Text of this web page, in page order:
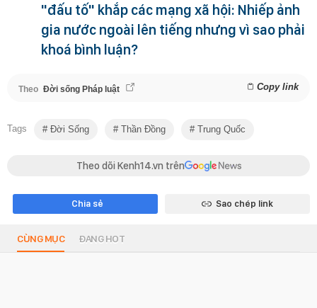
"đấu tố" khắp các mạng xã hội: Nhiếp ảnh
gia nước ngoài lên tiếng nhưng vì sao phải
khoá bình luận?
Theo Đời sống Pháp luật Copy link
Tags Đời Sống Thần Đồng Trung Quốc
Theo dõi Kenh14.vn trên
Chia sẻ Sao chép link
CÙNG MỤC ĐANG HOT